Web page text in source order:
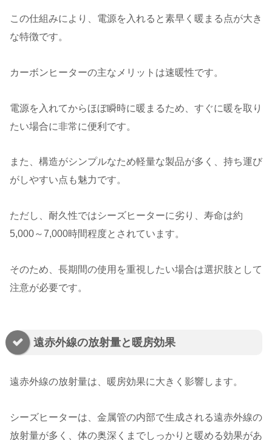
この仕組みにより、電源を入れると素早く暖まる点が大き
な特徴です。
カーボンヒーターの主なメリットは速暖性です。
電源を入れてからほぼ瞬時に暖まるため、すぐに暖を取り
たい場合に非常に便利です。
また、構造がシンプルなため軽量な製品が多く、持ち運び
がしやすい点も魅力です。
ただし、耐久性ではシーズヒーターに劣り、寿命は約
5,000～7,000時間程度とされています。
そのため、長期間の使用を重視したい場合は選択肢として
注意が必要です。
遠赤外線の放射量と暖房効果
遠赤外線の放射量は、暖房効果に大きく影響します。
シーズヒーターは、金属管の内部で生成される遠赤外線の
放射量が多く、体の奥深くまでしっかりと暖める効果があ